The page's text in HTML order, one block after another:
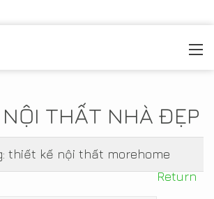
THẤT NHÀ ĐẸP
thiết kế nội thất morehome
Return